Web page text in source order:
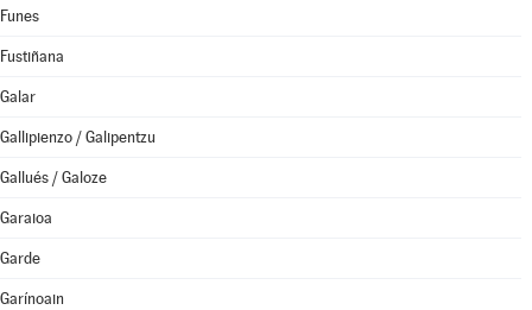
Funes
Fustiñana
Galar
Gallipienzo / Galipentzu
Gallués / Galoze
Garaioa
Garde
Garínoain